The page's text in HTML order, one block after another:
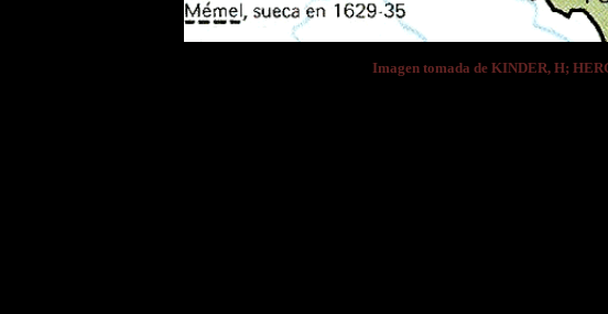
Imagen tomada de KINDER, H;